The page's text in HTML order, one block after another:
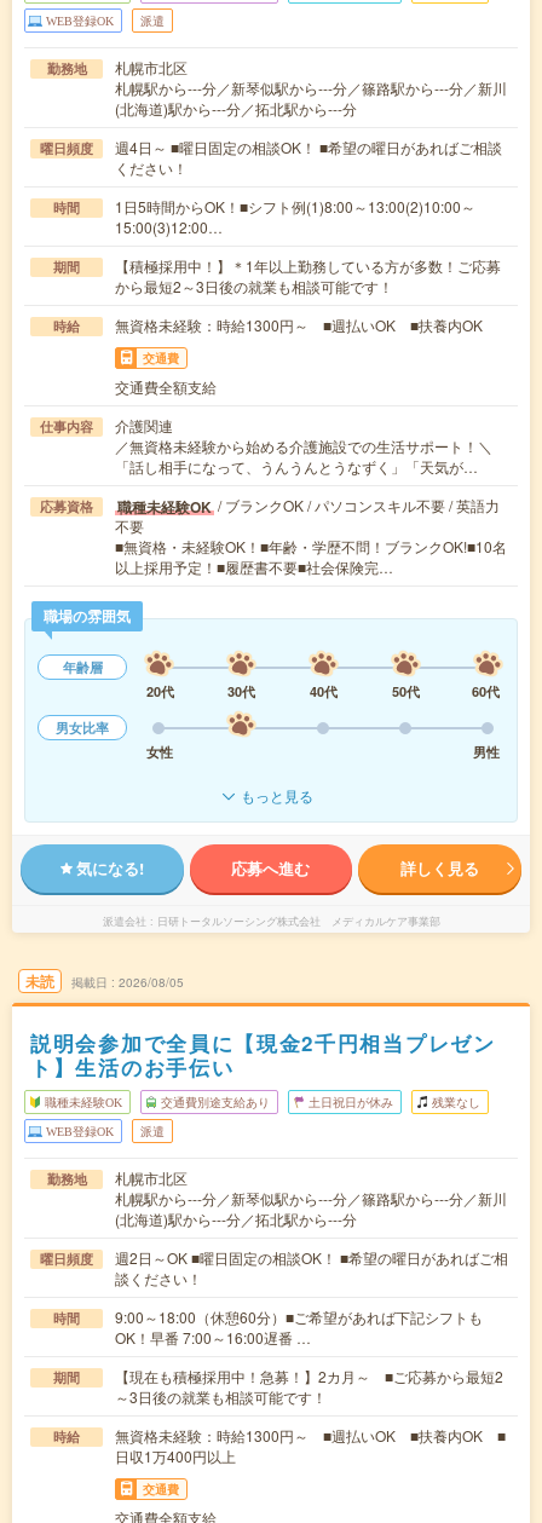
WEB登録OK 派遣
勤務地
札幌市北区
札幌駅から---分／新琴似駅から---分／篠路駅から---分／新川
(北海道)駅から---分／拓北駅から---分
曜日頻度
週4日～ ■曜日固定の相談OK！ ■希望の曜日があればご相談
ください！
時間
1日5時間からOK！■シフト例(1)8:00～13:00(2)10:00～
15:00(3)12:00…
期間
【積極採用中！】＊1年以上勤務している方が多数！ご応募
から最短2～3日後の就業も相談可能です！
時給 無資格未経験：時給1300円～ ■週払いOK ■扶養内OK
交通費
交通費全額支給
仕事内容
介護関連
／無資格未経験から始める介護施設での生活サポート！＼
「話し相手になって、うんうんとうなずく」「天気が…
応募資格 職種未経験OK / ブランクOK / パソコンスキル不要 / 英語力
不要
■無資格・未経験OK！■年齢・学歴不問！ブランクOK!■10名
以上採用予定！■履歴書不要■社会保険完…
職場の雰囲気
年齢層
20代
30代 40代 50代
60代
男女比率
女性
男性
もっと見る
気になる! 応募へ進む 詳しく見る
派遣会社 日研トータルソーシング株式会社 メディカルケア事業部
未読 掲載日 2026/08/05
説明会参加で全員に【現金2千円相当プレゼン
ト】生活のお手伝い
職種未経験OK 交通費別途支給あり 土日祝日が休み 残業なし
WEB登録OK 派遣
勤務地
札幌市北区
札幌駅から---分／新琴似駅から---分／篠路駅から---分／新川
(北海道)駅から---分／拓北駅から---分
曜日頻度
週2日～OK ■曜日固定の相談OK！ ■希望の曜日があればご相
談ください！
時間
9:00～18:00（休憩60分）■ご希望があれば下記シフトも
OK！早番 7:00～16:00遅番 …
期間
【現在も積極採用中！急募！】2カ月～ ■ご応募から最短2
～3日後の就業も相談可能です！
時給
無資格未経験：時給1300円～ ■週払いOK ■扶養内OK ■
日収1万400円以上
交通費
交通費全額支給